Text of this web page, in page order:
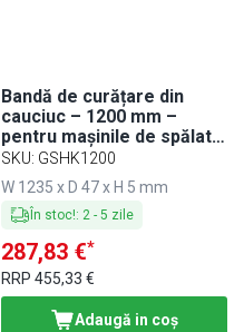
Bandă de curățare din
cauciuc – 1200 mm –
pentru mașinile de spălat
cu șofer BRMHK6000 și
BRMHK7150
SKU: GSHK1200
W 1235 x D 47 x H 5 mm
În stoc!: 2 -5 zile
287,83 €*
RRP455,33 €
Adaugă in coş